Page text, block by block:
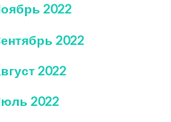
2022
2022
2022
2022